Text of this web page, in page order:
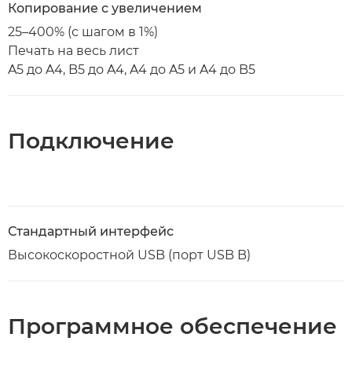
Копирование с увеличением
25–400% (с шагом в 1%)
Печать на весь лист
A5 до A4, B5 до A4, A4 до A5 и A4 до B5
Подключение
Стандартный интерфейс
Высокоскоростной USB (порт USB B)
Программное обеспечение